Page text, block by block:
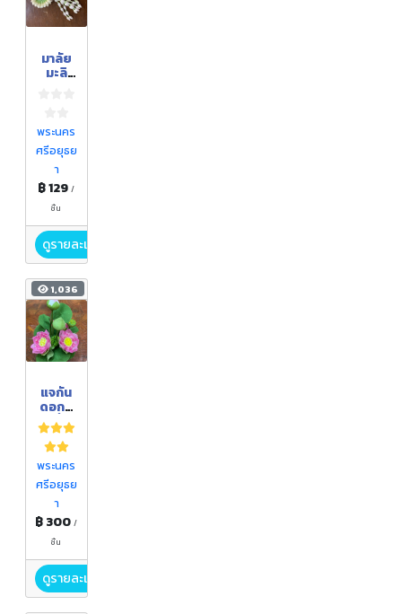
มาลัย
มะลิ
มะลิ)
พระนคร
ศรีอยุธย
า
฿ 129/
ชิ้น
ดูรายละเอียด
1,036
แจกัน
ดอกบั
วจิ๋ว
พระนคร
ศรีอยุธย
า
฿ 300/
ชิ้น
ดูรายละเอียด